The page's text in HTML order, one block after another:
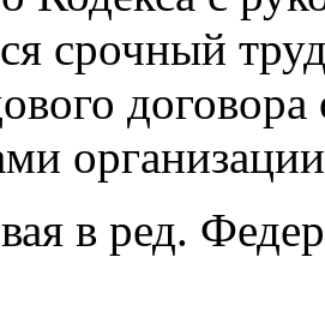
срочный
в ред.